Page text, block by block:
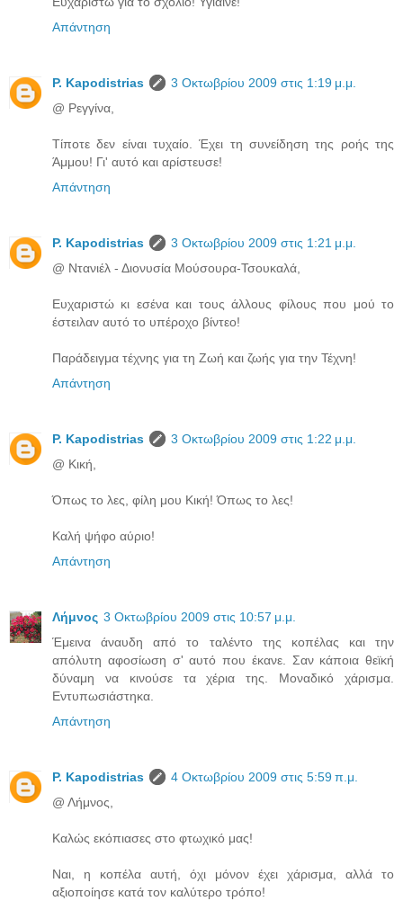
Απάντηση
P. Kapodistrias
3 Οκτωβρίου 2009 στις 1:19 μ.μ.
@ Ρεγγίνα,
Τίποτε δεν είναι τυχαίο. Έχει τη συνείδηση της ροής της
Άμμου! Γι' αυτό και αρίστευσε!
Απάντηση
P. Kapodistrias
3 Οκτωβρίου 2009 στις 1:21 μ.μ.
@ Ντανιέλ - Διονυσία Μούσουρα-Τσουκαλά,
Ευχαριστώ κι εσένα και τους άλλους φίλους που μού το
έστειλαν αυτό το υπέροχο βίντεο!
Παράδειγμα τέχνης για τη Ζωή και ζωής για την Τέχνη!
Απάντηση
P. Kapodistrias
3 Οκτωβρίου 2009 στις 1:22 μ.μ.
@ Κική,
Όπως το λες, φίλη μου Κική! Όπως το λες!
Καλή ψήφο αύριο!
Απάντηση
Λήμνος 3 Οκτωβρίου 2009 στις 10:57 μ.μ.
Έμεινα άναυδη από το ταλέντο της κοπέλας και την
απόλυτη αφοσίωση σ' αυτό που έκανε. Σαν κάποια θεϊκή
δύναμη να κινούσε τα χέρια της. Μοναδικό χάρισμα.
Εντυπωσιάστηκα.
Απάντηση
P. Kapodistrias
4 Οκτωβρίου 2009 στις 5:59 π.μ.
@ Λήμνος,
Καλώς εκόπιασες στο φτωχικό μας!
Ναι, η κοπέλα αυτή, όχι μόνον έχει χάρισμα, αλλά το
αξιοποίησε κατά τον καλύτερο τρόπο!